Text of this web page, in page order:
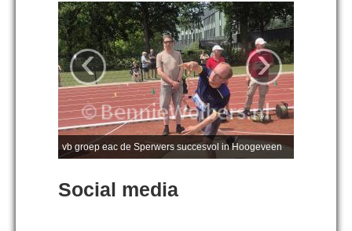
vb groep eac de Sperwers succesvol in Hoogeveen
‹ ›
Social media